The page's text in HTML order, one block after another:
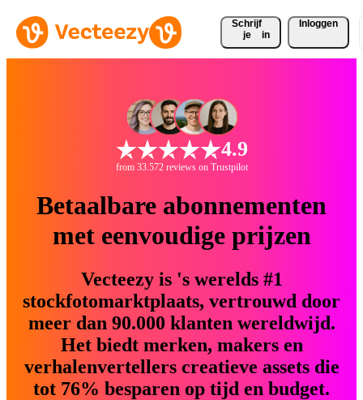
Schrijf
je
in
Inloggen
4.9
from 33.572 reviews on Trustpilot
Betaalbare abonnementen
met eenvoudige prijzen
Vecteezy is 's werelds #1
stockfotomarktplaats, vertrouwd door
meer dan 90.000 klanten wereldwijd.
Het biedt merken, makers en
verhalenvertellers creatieve assets die
tot 76% besparen op tijd en budget.